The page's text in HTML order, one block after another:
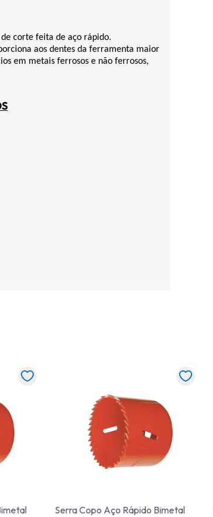
corte feita de aço rápido.
aos dentes da ferramenta maior
em metais ferrosos e não ferrosos,
Serra Copo Aço Rápido Bimetal